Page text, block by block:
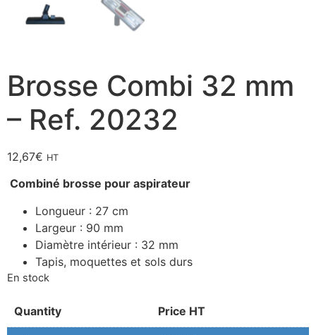
Brosse Combi 32 mm
– Ref. 20232
12,67€ HT
Combiné brosse pour aspirateur
Longueur : 27 cm
Largeur : 90 mm
Diamètre intérieur : 32 mm
Tapis, moquettes et sols durs
En stock
Quantity Price